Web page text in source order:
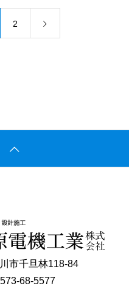
2
市千旦林118-84
68-5577